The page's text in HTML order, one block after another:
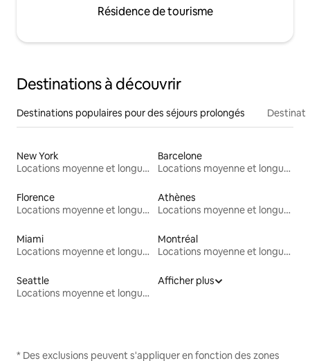
Résidence de tourisme
Destinations à découvrir
Destinations populaires pour des séjours prolongés
New York
Locations moyenne et longue durée
Barcelone
Locations moyenne et longue durée
Florence
Locations moyenne et longue durée
Athènes
Locations moyenne et longue durée
Miami
Locations moyenne et longue durée
Montréal
Locations moyenne et longue durée
Seattle
Locations moyenne et longue durée
Afficher plus
* Des exclusions peuvent s'appliquer en fonction des zones